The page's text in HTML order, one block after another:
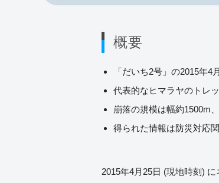
概要
「だいち2号」の2015年4
代表的なヒマラヤのトレ
崩落の規模は幅約1500m
得られた情報は防災対応
2015年4月25日 (現地時刻)